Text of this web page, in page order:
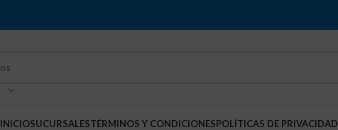
INICIOSUCURSALESTÉRMINOS Y CONDICIONESPOLÍTICAS DE PRIVACIDAD